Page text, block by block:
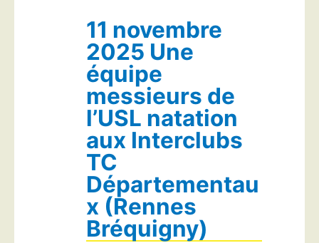
11 novembre
2025 Une
équipe
messieurs de
l’USL natation
aux Interclubs
TC
Départementau
x (Rennes
Bréquigny)